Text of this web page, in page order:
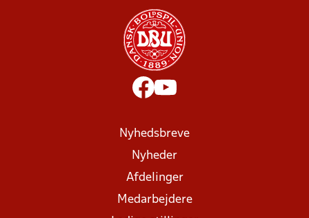
Nyhedsbreve
Nyheder
Afdelinger
Medarbejdere